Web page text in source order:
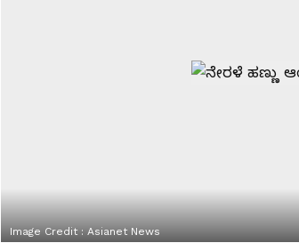
Image Credit : Asianet News